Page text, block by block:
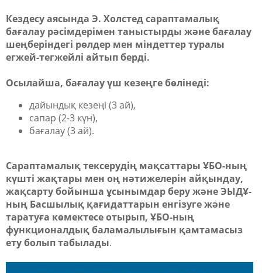
Кездесу аясында Э. Холстед сараптамалық
бағалау рәсімдерімен таныстырды және бағалау
шеңберіндегі рөлдер мен міндеттер туралы
егжей-тегжейлі айтып берді.
Осылайша, бағалау үш кезеңге бөлінеді:
дайындық кезеңі (3 ай),
сапар (2-3 күн),
бағалау (3 ай).
Сараптамалық тексерудің мақсаттары ҰБО-ның
күшті жақтары мен оң нәтижелерін айқындау,
жақсарту бойынша ұсынымдар беру және ЭЫДҰ-
ның Басшылық қағидаттарын енгізуге және
таратуға көмектесе отырып, ҰБО-ның
функционалдық баламалылығын қамтамасыз
ету болып табылады.